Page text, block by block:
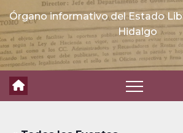
Órgano informativo del Estado
Hidalgo